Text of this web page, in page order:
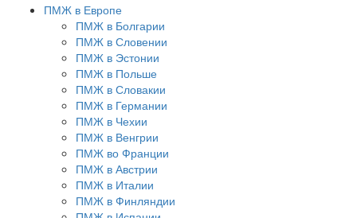
ПМЖ в Европе
ПМЖ в Болгарии
ПМЖ в Словении
ПМЖ в Эстонии
ПМЖ в Польше
ПМЖ в Словакии
ПМЖ в Германии
ПМЖ в Чехии
ПМЖ в Венгрии
ПМЖ во Франции
ПМЖ в Австрии
ПМЖ в Италии
ПМЖ в Финляндии